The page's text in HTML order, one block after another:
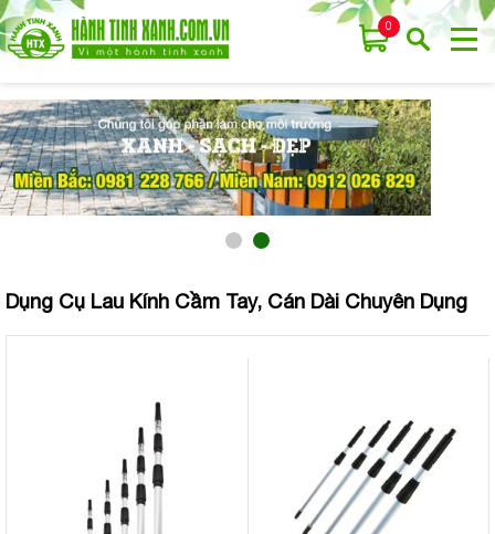
0
Dụng Cụ Lau Kính Cầm Tay, Cán Dài Chuyên Dụng